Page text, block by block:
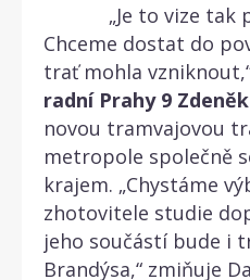
„Je to vize tak
Chceme dostat do
trať mohla
radní Prahy 9 Zdeněk
novou tramvajovou
metropole společně
krajem. „Chystáme
zhotovitele studie
jeho součástí bude i
Brandýsa,“ zmiňuje